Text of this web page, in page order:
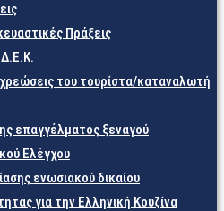
Πράξεις
του τουρίστα/καταναλωτή
επαγγέλματος ξεναγού
Ελέγχου
ενωσιακού δικαίου
για την Ελληνική Κουζίνα